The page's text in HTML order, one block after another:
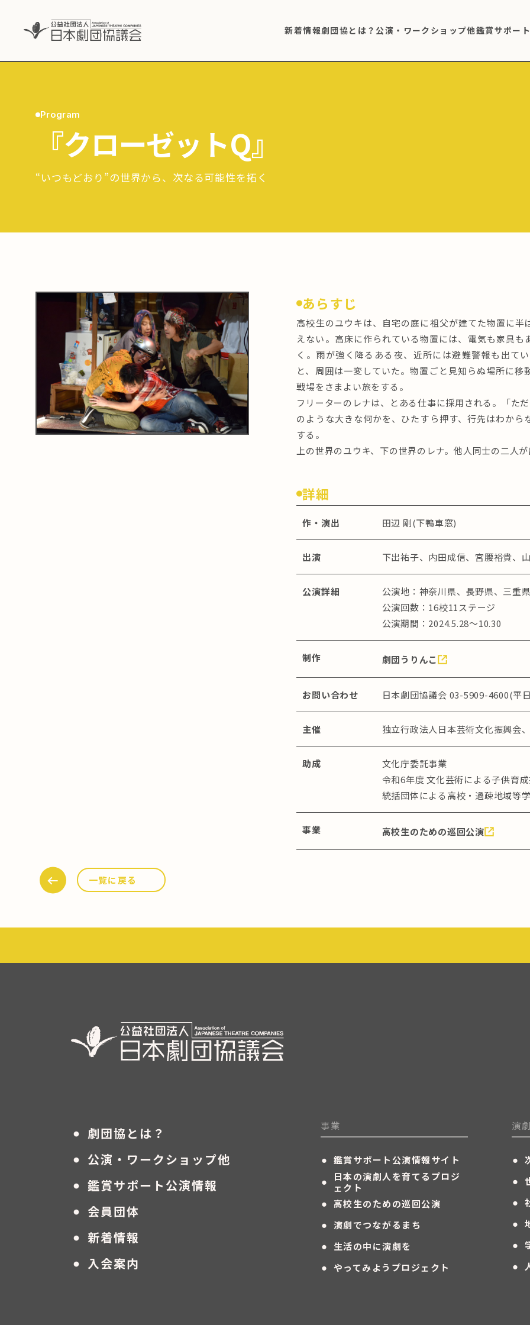
新着情報劇団協とは？ 公演・ワークショップ他鑑賞サポー
Program
『クローゼットQ』
“いつもどおり”の世界から、次なる可能性を拓く
あらすじ
高校生のユウキは、自宅の庭に祖父が建てた物置に
えない。高床に作られている物置には、電気も家具
く。雨が強く降るある夜、近所には避難警報も出て
と、周囲は一変していた。物置ごと見知らぬ場所に
戦場をさまよい旅をする。
フリーターのレナは、とある仕事に採用される。「た
のような大きな何かを、ひたすら押す、行先はわか
する。
上の世界のユウキ、下の世界のレナ。他人同士の二人
詳細
作・演出 田辺 剛(下鴨車窓)
出演 下出祐子、内田成信、宮腰裕貴、
公演詳細
公演地：神奈川県、長野県、三重
公演回数：16校11ステージ
公演期間：2024.5.28～10.30
制作 劇団うりんこ
お問い合わせ ⽇本劇団協議会 03-5909-4600(平
主催 独立行政法人日本芸術文化振興会
助成
文化庁委託事業
令和6年度 文化芸術による子供育
統括団体による高校・過疎地域等
事業 高校生のための巡回公演
一覧に戻る
・ 劇団協とは？
・ 公演・ワークショップ他
・ 鑑賞サポート公演情報
・ 会員団体
・ 新着情報
・ 入会案内
事業
・ 鑑賞サポート公演情報サイト
・
日本の演劇人を育てるプロジ
ェクト
・ 高校生のための巡回公演
・ 演劇でつながるまち
・ 生活の中に演劇を
・ やってみようプロジェクト
演
・
・
・
・
・
・